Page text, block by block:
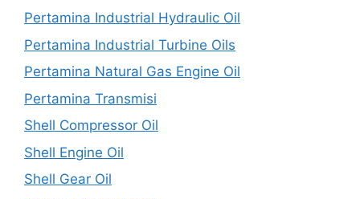
Pertamina Industrial Hydraulic Oil
Pertamina Industrial Turbine Oils
Pertamina Natural Gas Engine Oil
Pertamina Transmisi
Shell Compressor Oil
Shell Engine Oil
Shell Gear Oil